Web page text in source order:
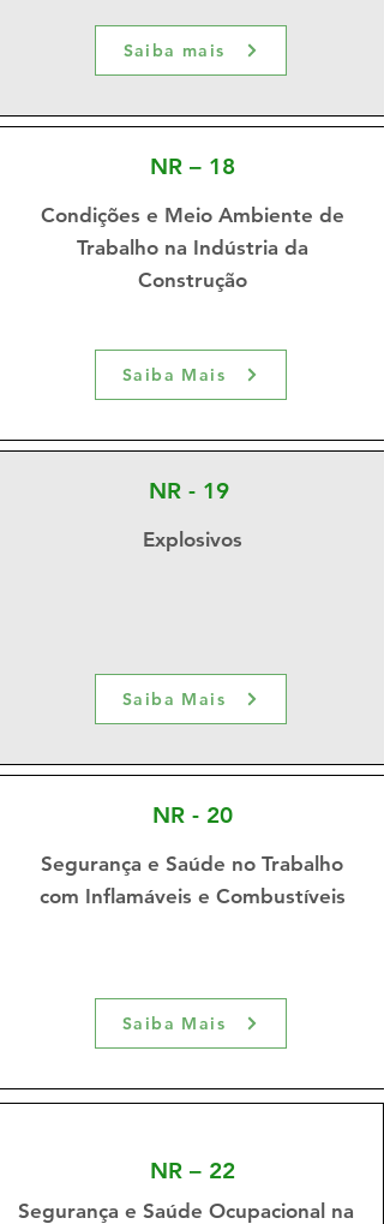
Saiba mais
NR – 18
Condições e Meio Ambiente de
Trabalho na Indústria da
Construção
Saiba Mais
NR - 19
Explosivos
Saiba Mais
NR - 20
Segurança e Saúde no Trabalho
com Inflamáveis e Combustíveis
Saiba Mais
NR – 22
Segurança e Saúde Ocupacional na